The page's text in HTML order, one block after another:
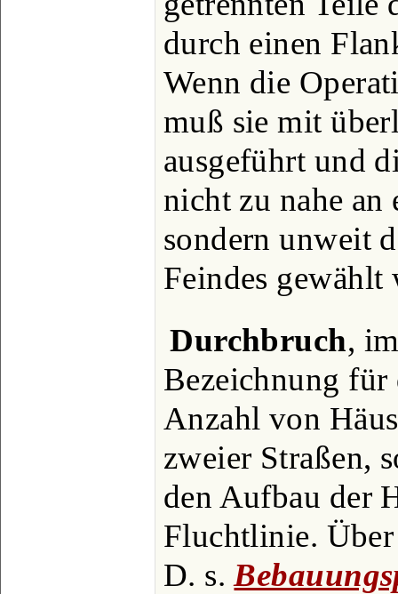
durch einen
Wenn die
muß sie mit
ausgeführt und
nicht zu nahe
sondern unweit
Feindes gewählt
Durchbruch,
Bezeichnung
Anzahl von
zweier Straßen,
den Aufbau der
Fluchtlinie.
D. s.